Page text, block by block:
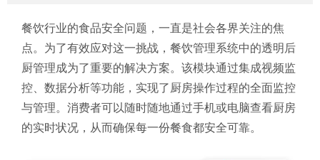
餐饮行业的食品安全问题，一直是社会各界关注的焦
点。为了有效应对这一挑战，餐饮管理系统中的透明后
厨管理成为了重要的解决方案。该模块通过集成视频监
控、数据分析等功能，实现了厨房操作过程的全面监控
与管理。消费者可以随时随地通过手机或电脑查看厨房
的实时状况，从而确保每一份餐食都安全可靠。